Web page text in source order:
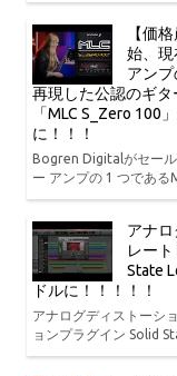
【価
始、
アンプ
再現した公認のギ
「MLC S_Zero 100
に！！！
Bogren Digitalがセール
ー アンプの 1 つである
アナ
レー
State
ドルに！！！！！
アナログディストーシ
ョンプラグイン Solid